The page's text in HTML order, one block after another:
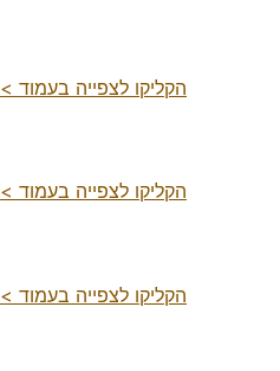
הקליקו לצפייה בעמוד >
הקליקו לצפייה בעמוד >
הקליקו לצפייה בעמוד >